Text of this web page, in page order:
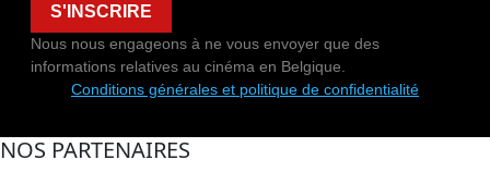
S'INSCRIRE
Nous nous engageons à ne vous envoyer que des
informations relatives au cinéma en Belgique.
Conditions générales et politique de confidentialité
NOS PARTENAIRES